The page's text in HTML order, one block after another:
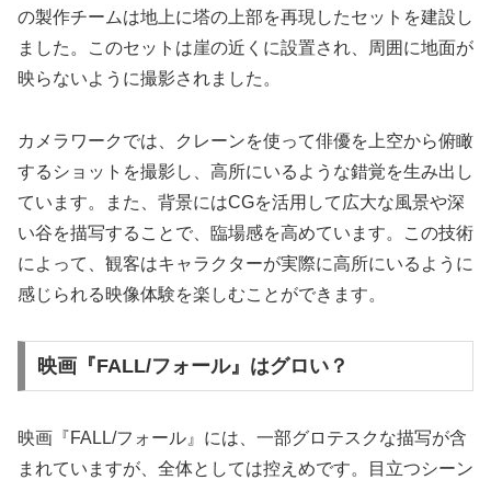
の製作チームは地上に塔の上部を再現したセットを建設し
ました。このセットは崖の近くに設置され、周囲に地面が
映らないように撮影されました。
カメラワークでは、クレーンを使って俳優を上空から俯瞰
するショットを撮影し、高所にいるような錯覚を生み出し
ています。また、背景にはCGを活用して広大な風景や深
い谷を描写することで、臨場感を高めています。この技術
によって、観客はキャラクターが実際に高所にいるように
感じられる映像体験を楽しむことができます。
映画『FALL/フォール』はグロい？
映画『FALL/フォール』には、一部グロテスクな描写が含
まれていますが、全体としては控えめです。目立つシーン